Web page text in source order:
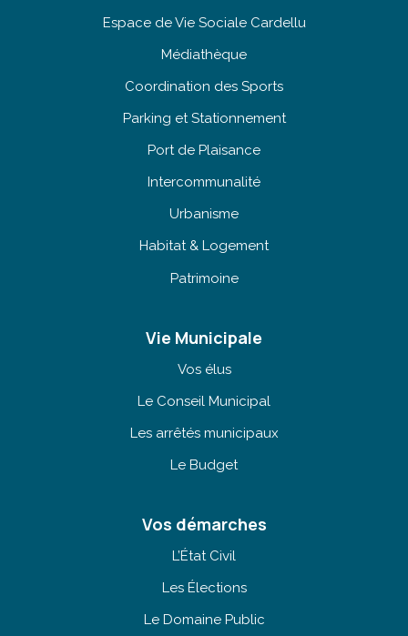
Espace de Vie Sociale Cardellu
Médiathèque
Coordination des Sports
Parking et Stationnement
Port de Plaisance
Intercommunalité
Urbanisme
Habitat & Logement
Patrimoine
Vie Municipale
Vos élus
Le Conseil Municipal
Les arrêtés municipaux
Le Budget
Vos démarches
L’État Civil
Les Élections
Le Domaine Public